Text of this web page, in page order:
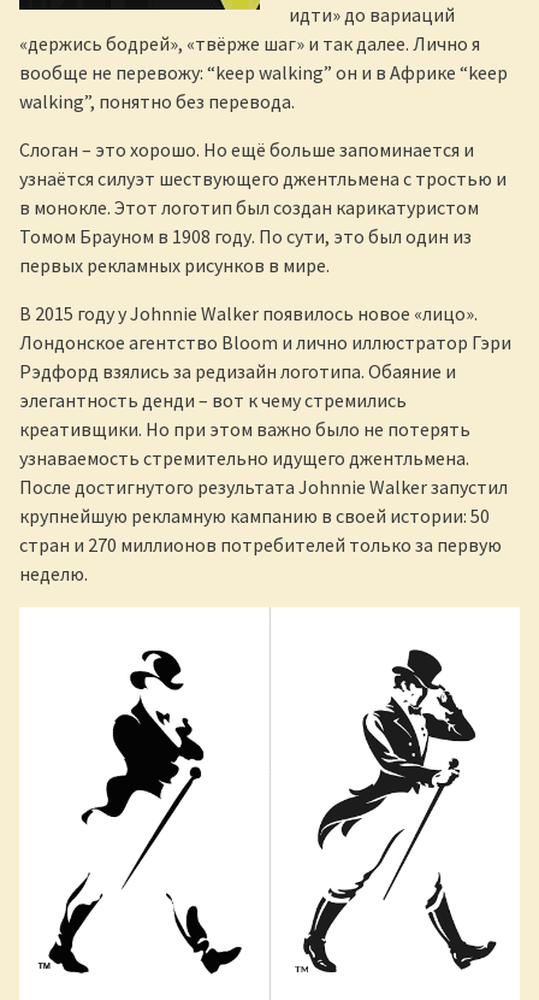
идти» до вариаций
«держись бодрей», «твёрже шаг» и так далее. Лично я
вообще не перевожу: “keep walking” он и в Африке “keep
walking”, понятно без перевода.
Слоган – это хорошо. Но ещё больше запоминается и
узнаётся силуэт шествующего джентльмена с тростью и
в монокле. Этот логотип был создан карикатуристом
Томом Брауном в 1908 году. По сути, это был один из
первых рекламных рисунков в мире.
В 2015 году у Johnnie Walker появилось новое «лицо».
Лондонское агентство Bloom и лично иллюстратор Гэри
Рэдфорд взялись за редизайн логотипа. Обаяние и
элегантность денди – вот к чему стремились
креативщики. Но при этом важно было не потерять
узнаваемость стремительно идущего джентльмена.
После достигнутого результата Johnnie Walker запустил
крупнейшую рекламную кампанию в своей истории: 50
стран и 270 миллионов потребителей только за первую
неделю.